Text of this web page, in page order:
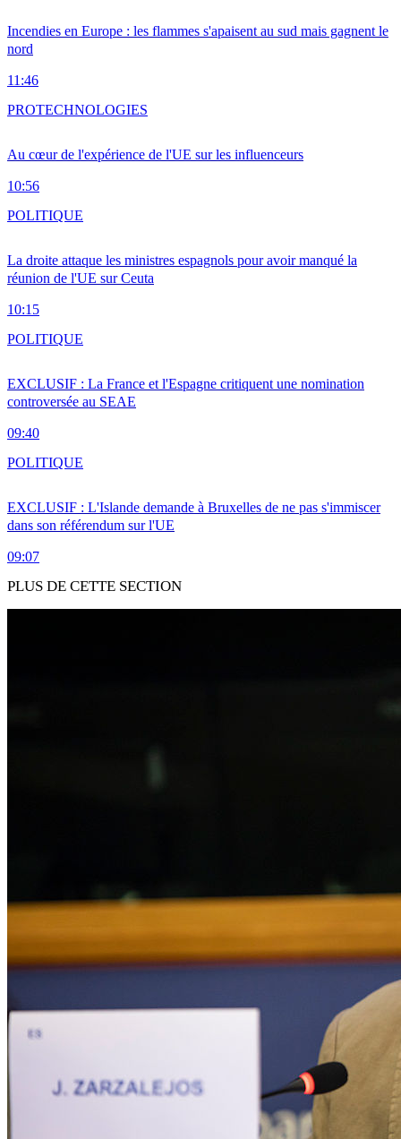
Incendies en Europe : les flammes s'apaisent au sud mais gagnent le
nord
11:46
Au cœur de l'expérience de l'UE sur les influenceurs
10:56
PROTECHNOLOGIES
La droite attaque les ministres espagnols pour avoir manqué la
réunion de l'UE sur Ceuta
10:15
POLITIQUE
EXCLUSIF : La France et l'Espagne critiquent une nomination
controversée au SEAE
09:40
POLITIQUE
EXCLUSIF : L'Islande demande à Bruxelles de ne pas s'immiscer
dans son référendum sur l'UE
09:07
POLITIQUE
PLUS DE CETTE SECTION